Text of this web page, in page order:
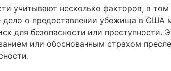
учитывают несколько факторов, в
дело о предоставлении убежища в США
для безопасности или преступности.
или обоснованным страхом